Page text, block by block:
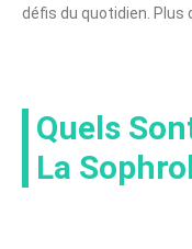
défis du quotidien. Plus
Quels
La